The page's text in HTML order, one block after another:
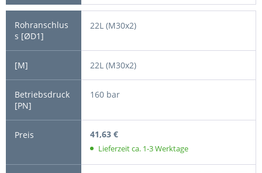
22L (M30x2)
22L (M30x2)
160 bar
41,63 €
Lieferzeit ca. 1-3 Werktage